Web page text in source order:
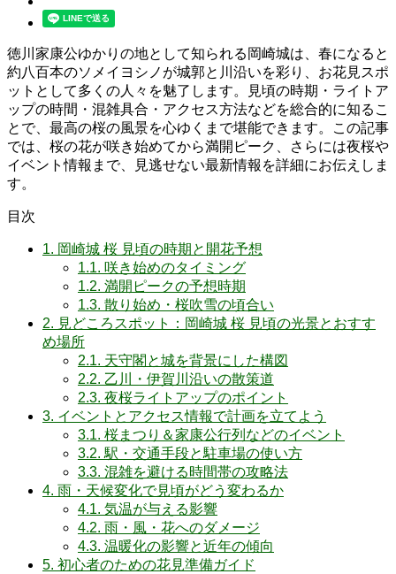
徳川家康公ゆかりの地として知られる岡崎城は、春になると
約八百本のソメイヨシノが城郭と川沿いを彩り、お花見スポ
ットとして多くの人々を魅了します。見頃の時期・ライトア
ップの時間・混雑具合・アクセス方法などを総合的に知るこ
とで、最高の桜の風景を心ゆくまで堪能できます。この記事
では、桜の花が咲き始めてから満開ピーク、さらには夜桜や
イベント情報まで、見逃せない最新情報を詳細にお伝えしま
す。
目次
1. 岡崎城 桜 見頃の時期と開花予想
1.1. 咲き始めのタイミング
1.2. 満開ピークの予想時期
1.3. 散り始め・桜吹雪の頃合い
2. 見どころスポット：岡崎城 桜 見頃の光景とおすす
め場所
2.1. 天守閣と城を背景にした構図
2.2. 乙川・伊賀川沿いの散策道
2.3. 夜桜ライトアップのポイント
3. イベントとアクセス情報で計画を立てよう
3.1. 桜まつり＆家康公行列などのイベント
3.2. 駅・交通手段と駐車場の使い方
3.3. 混雑を避ける時間帯の攻略法
4. 雨・天候変化で見頃がどう変わるか
4.1. 気温が与える影響
4.2. 雨・風・花へのダメージ
4.3. 温暖化の影響と近年の傾向
5. 初心者のための花見準備ガイド